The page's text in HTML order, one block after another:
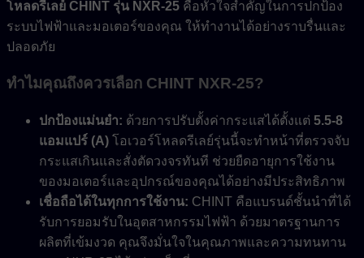
โหลดรีเลย์ CHINT รุ่น NXR-25 คือหัวใจสำคัญในการปกป้อง
ระบบไฟฟ้าและมอเตอร์ของคุณ ให้ทำงานได้อย่างราบรื่นและ
ปลอดภัย
ทำไมคุณถึงควรเลือก CHINT NXR-25?
ปกป้องแม่นยำ: ด้วยการปรับตั้งค่ากระแสได้ตั้งแต่ 5.5-8
แอมแปร์ (A) โอเวอร์โหลดรีเลย์รุ่นนี้จะทำหน้าที่ตรวจจับ
กระแสเกินและสั่งตัดวงจรทันที ช่วยยืดอายุการใช้งาน
ของมอเตอร์และอุปกรณ์ของคุณได้อย่างมีประสิทธิภาพ
เชื่อถือได้ในทุกการใช้งาน: CHINT คือแบรนด์ชั้นนำที่ได้
รับการยอมรับในอุตสาหกรรมไฟฟ้า ด้วยมาตรฐานการ
ผลิตที่เข้มงวด คุณจึงมั่นใจในคุณภาพและความทนทาน